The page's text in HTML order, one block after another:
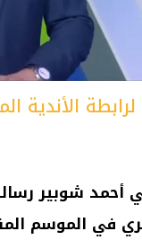
الأندية
أحمد شوبير
في الموسم